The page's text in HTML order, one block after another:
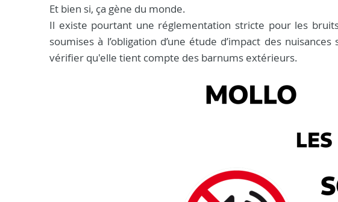
Et bien si, ça gène du monde.
Il existe pourtant une réglementation stricte pour les
soumises à l’obligation d’une étude d’impact des
vérifier qu'elle tient compte des barnums extérieurs.